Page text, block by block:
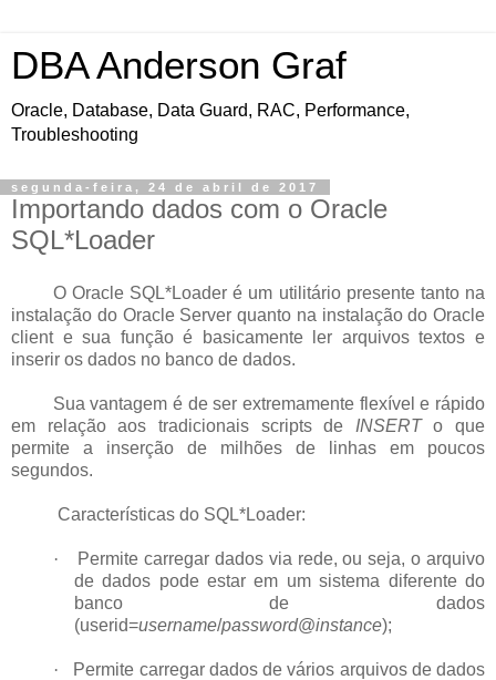
DBA Anderson Graf
Oracle, Database, Data Guard, RAC, Performance,
Troubleshooting
segunda-feira, 24 de abril de 2017
Importando dados com o Oracle
SQL*Loader
O Oracle SQL*Loader é um utilitário presente tanto na
instalação do Oracle Server quanto na instalação do Oracle
client e sua função é basicamente ler arquivos textos e
inserir os dados no banco de dados.
Sua vantagem é de ser extremamente flexível e rápido
em relação aos tradicionais scripts de INSERTo que
permite a inserção de milhões de linhas em poucos
segundos.
Características do SQL*Loader:
·
Permite carregar dados via rede, ou seja, o arquivo
de dados pode estar em um sistema diferente do
banco de dados
(userid=username/password@instance);
·
Permite carregar dados de vários arquivos de dados